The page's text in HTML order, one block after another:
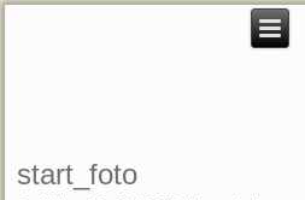
start_foto